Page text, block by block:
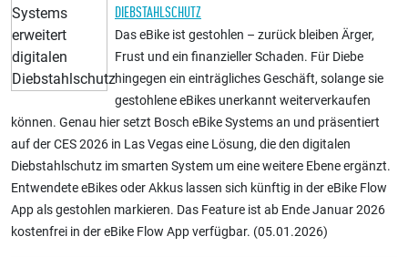
DIEBSTAHLSCHUTZ
Das eBike ist gestohlen – zurück bleiben Ärger,
Frust und ein finanzieller Schaden. Für Diebe
hingegen ein einträgliches Geschäft, solange sie
gestohlene eBikes unerkannt weiterverkaufen
können. Genau hier setzt Bosch eBike Systems an und präsentiert
auf der CES 2026 in Las Vegas eine Lösung, die den digitalen
Diebstahlschutz im smarten System um eine weitere Ebene ergänzt.
Entwendete eBikes oder Akkus lassen sich künftig in der eBike Flow
App als gestohlen markieren. Das Feature ist ab Ende Januar 2026
kostenfrei in der eBike Flow App verfügbar. (05.01.2026)